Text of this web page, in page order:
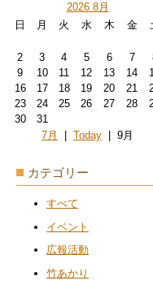
2026 8月
日
月 火 水 木 金
2
3 4 5 6 7
9
10 11 12 13 14
16
17 18 19 20 21
23
24 25 26 27 28
30
31
7月
Today | 9月
カテゴリー
すべて
イベント
広報活動
竹あかり